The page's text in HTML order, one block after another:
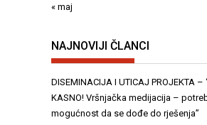
« maj
NAJNOVIJI ČLANCI
DISEMINACIJA I UTICAJ PROJEKTA –
KASNO! Vršnjačka medijacija –
mogućnost da se dođe do rješenja”